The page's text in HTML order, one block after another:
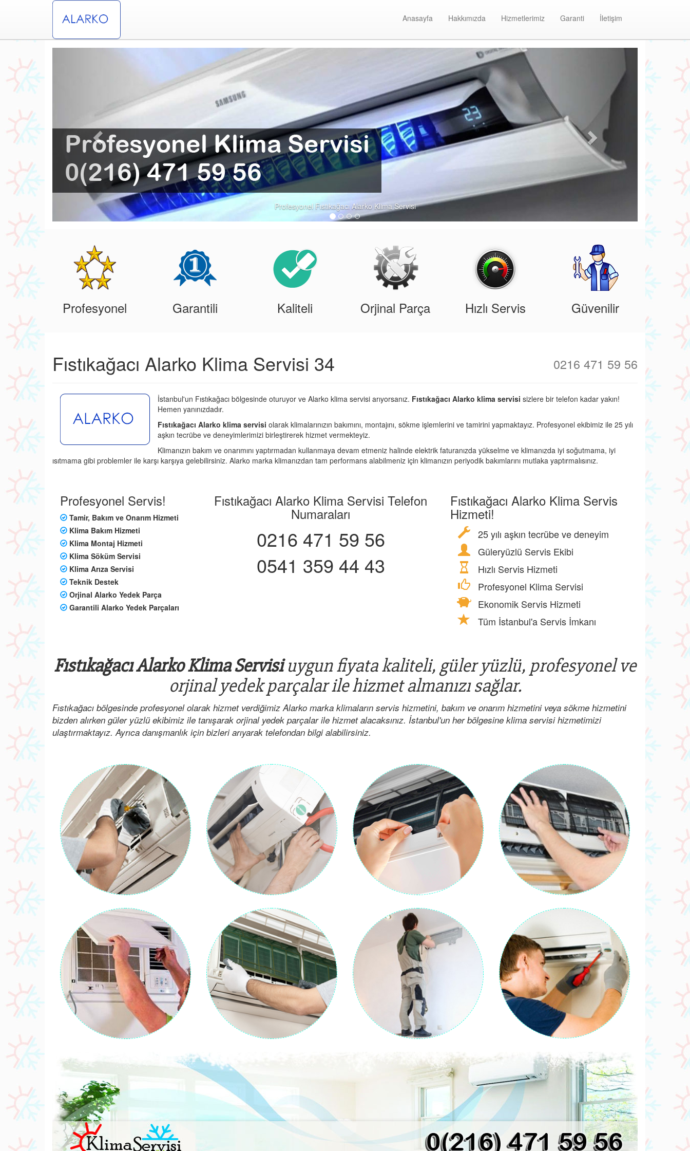
Anasayfa Hakkımızda Hizmetlerimiz Garanti İletişim
Fıstıkağacı Alarko Klima Bakım ve Onarım Merkezi
Profesyonel Garantili Kaliteli Orjinal Parça Hızlı Servis Güvenilir
Fıstıkağacı Alarko Klima Servisi 34 0216 471 59 56
İstanbul'un Fıstıkağacı bölgesinde oturuyor ve Alarko klima servisi arıyorsanız. Fıstıkağacı Alarko klima servisi sizlere bir telefon kadar yakın!
Hemen yanınızdadır.
Fıstıkağacı Alarko klima servisi olarak klimalarınızın bakımını, montajını, sökme işlemlerini ve tamirini yapmaktayız. Profesyonel ekibimiz ile 25 yılı
aşkın tecrübe ve deneyimlerimizi birleştirerek hizmet vermekteyiz.
Klimanızın bakım ve onarımını yaptırmadan kullanmaya devam etmeniz halinde elektrik faturanızda yükselme ve klimanızda iyi soğutmama, iyi
ısıtmama gibi problemler ile karşı karşıya gelebilirsiniz. Alarko marka klimanızdan tam performans alabilmeniz için klimanızın periyodik bakımlarını mutlaka yaptırmalısınız.
Profesyonel Servis!
Tamir, Bakım ve Onarım Hizmeti
Klima Bakım Hizmeti
Klima Montaj Hizmeti
Klima Söküm Servisi
Klima Arıza Servisi
Teknik Destek
Orjinal Alarko Yedek Parça
Garantili Alarko Yedek Parçaları
Fıstıkağacı Alarko Klima Servisi Telefon
Numaraları
0216 471 59 56
0541 359 44 43
Fıstıkağacı Alarko Klima Servis
Hizmeti!
25 yılı aşkın tecrübe ve deneyim
Güleryüzlü Servis Ekibi
Hızlı Servis Hizmeti
Profesyonel Klima Servisi
Ekonomik Servis Hizmeti
Tüm İstanbul'a Servis İmkanı
Fıstıkağacı Alarko Klima Servisiuygun fiyata kaliteli, güler yüzlü, profesyonel ve
orjinal yedek parçalar ile hizmet almanızı sağlar.
Fıstıkağacı bölgesinde profesyonel olarak hizmet verdiğimiz Alarko marka klimaların servis hizmetini, bakım ve onarım hizmetini veya sökme hizmetini
bizden alırken güler yüzlü ekibimiz ile tanışarak orjinal yedek parçalar ile hizmet alacaksınız. İstanbul'un her bölgesine klima servisi hizmetimizi
ulaştırmaktayız. Ayrıca danışmanlık için bizleri arıyarak telefondan bilgi alabilirsiniz.